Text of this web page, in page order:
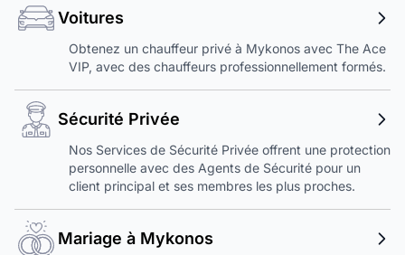
Voitures
Obtenez un chauffeur privé à Mykonos avec The Ace
VIP, avec des chauffeurs professionnellement formés.
Sécurité Privée
Nos Services de Sécurité Privée offrent une protection
personnelle avec des Agents de Sécurité pour un
client principal et ses membres les plus proches.
Mariage à Mykonos